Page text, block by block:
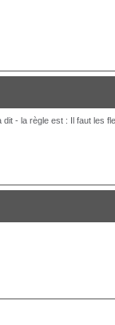
dit - la règle est : Il faut les